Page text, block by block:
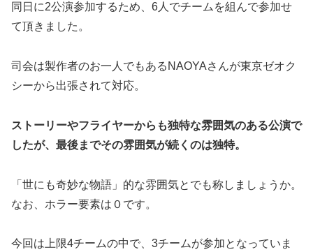
同日に2公演参加するため、6人でチームを組んで参加せ
て頂きました。
司会は製作者のお一人でもあるNAOYAさんが東京ゼオク
シーから出張されて対応。
ストーリーやフライヤーからも独特な雰囲気のある公演で
したが、最後までその雰囲気が続くのは独特。
「世にも奇妙な物語」的な雰囲気とでも称しましょうか。
なお、ホラー要素は０です。
今回は上限4チームの中で、3チームが参加となっていま